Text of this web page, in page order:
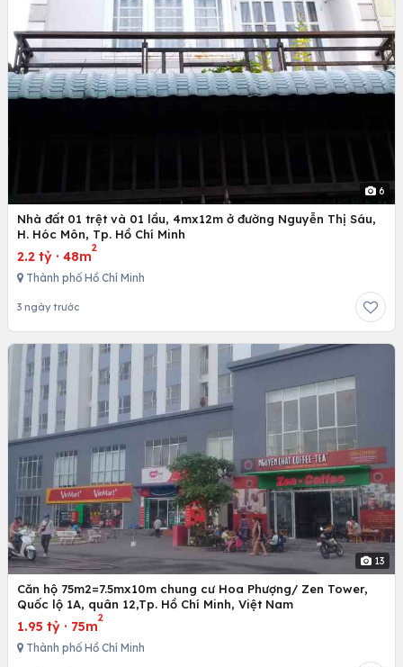
6
Nhà đất 01 trệt và 01 lầu, 4mx12m ở đường Nguyễn Thị Sáu,
H. Hóc Môn, Tp. Hồ Chí Minh
2.2 tỷ · 48m
2
Thành phố Hồ Chí Minh
3 ngày trước
13
Căn hộ 75m2=7.5mx10m chung cư Hoa Phượng/ Zen Tower,
Quốc lộ 1A, quân 12,Tp. Hồ Chí Minh, Việt Nam
1.95 tỷ · 75m
2
Thành phố Hồ Chí Minh